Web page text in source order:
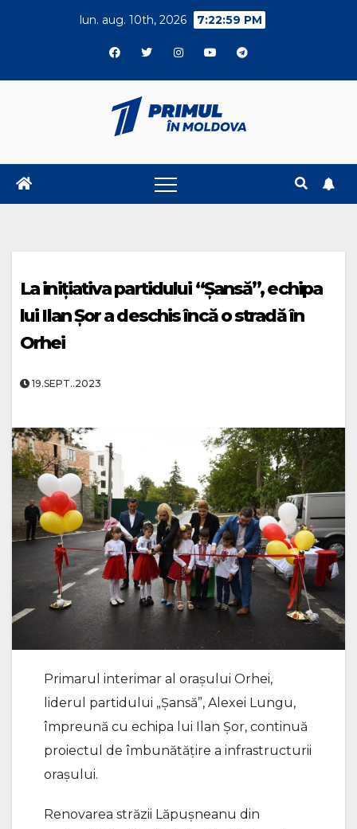
lun. aug. 10th, 2026 7:22:59 PM
La inițiativa partidului “Șansă”, echipa
lui Ilan Șor a deschis încă o stradă în
Orhei
19.SEPT..2023
Primarul interimar al orașului Orhei,
liderul partidului „Șansă”, Alexei Lungu,
împreună cu echipa lui Ilan Șor, continuă
proiectul de îmbunătățire a infrastructurii
orașului.
Renovarea străzii Lăpușneanu din